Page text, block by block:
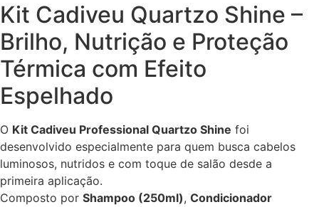
Kit Cadiveu Quartzo Shine –
Brilho, Nutrição e Proteção
Térmica com Efeito
Espelhado
O Kit Cadiveu Professional Quartzo Shine foi
desenvolvido especialmente para quem busca cabelos
luminosos, nutridos e com toque de salão desde a
primeira aplicação.
Composto por Shampoo (250ml), Condicionador